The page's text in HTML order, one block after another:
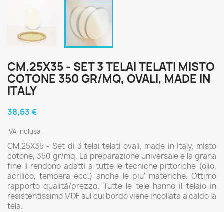
CM.25X35 - SET 3 TELAI TELATI MISTO
COTONE 350 GR/MQ, OVALI, MADE IN
ITALY
38,63 €
IVA inclusa
CM.25X35 - Set di 3 telai telati ovali, made in Italy, misto
cotone, 350 gr/mq. La preparazione universale e la grana
fine li rendono adatti a tutte le tecniche pittoriche (olio,
acrilico, tempera ecc.) anche le piu' materiche. Ottimo
rapporto qualità/prezzo. Tutte le tele hanno il telaio in
resistentissimo MDF sul cui bordo viene incollata a caldo la
tela.